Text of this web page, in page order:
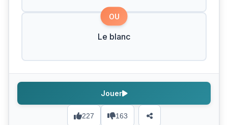
OU
Le blanc
227 163
Jouer